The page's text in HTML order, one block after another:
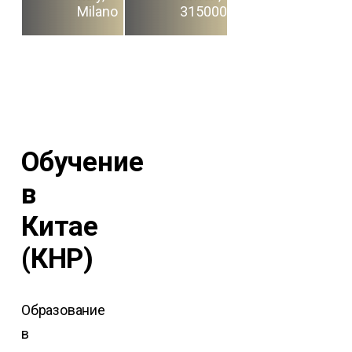
Milano
315000
Обучение
в
Китае
(КНР)
Образование
в